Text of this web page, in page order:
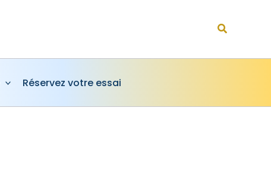
Rechercher
Réservez votre essai